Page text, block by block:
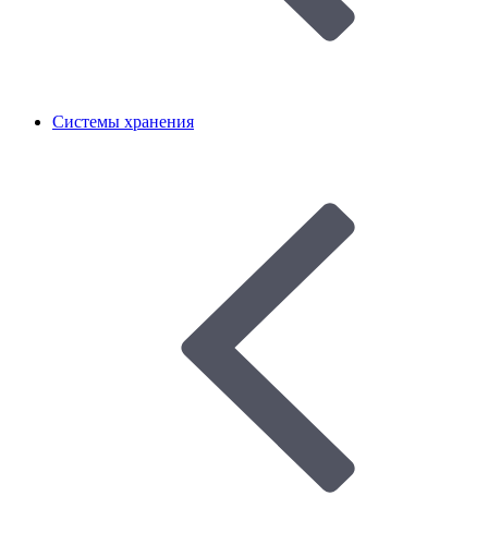
Системы хранения